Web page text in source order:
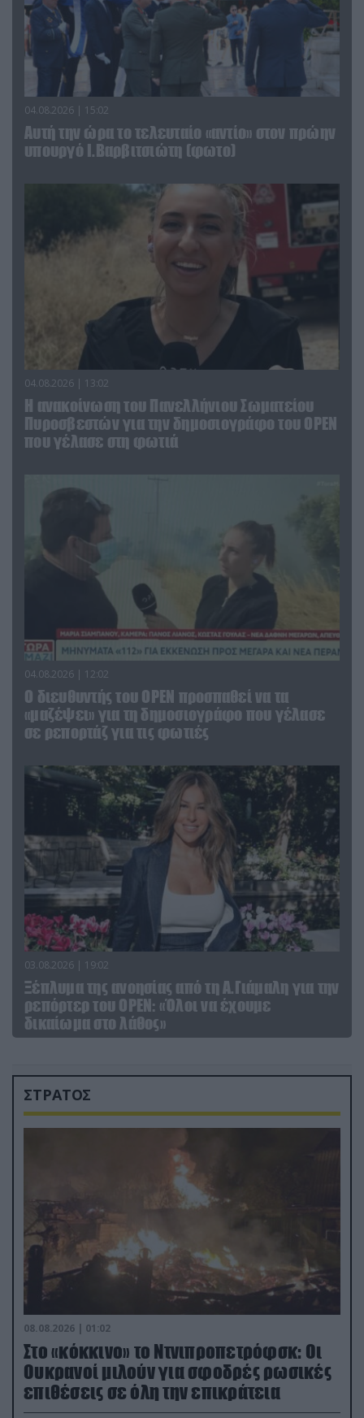
04.08.2026 | 15:02
Αυτή την ώρα το τελευταίο «αντίο» στον πρώην
υπουργό Ι.Βαρβιτσιώτη (φωτο)
04.08.2026 | 13:02
Η ανακοίνωση του Πανελλήνιου Σωματείου
Πυροσβεστών για την δημοσιογράφο του OPEN
που γέλασε στη φωτιά
04.08.2026 | 12:02
O διευθυντής του OPEN προσπαθεί να τα
«μαζέψει» για τη δημοσιογράφο που γέλασε
σε ρεπορτάζ για τις φωτιές
03.08.2026 | 19:02
Ξέπλυμα της ανοησίας από τη Α.Γιάμαλη για την
ρεπόρτερ του ΟΡΕΝ: «Όλοι να έχουμε
δικαίωμα στο λάθος»
ΣΤΡΑΤΟΣ
08.08.2026 | 01:02
Στο «κόκκινο» το Ντνιπροπετρόφσκ: Οι
Ουκρανοί μιλούν για σφοδρές ρωσικές
επιθέσεις σε όλη την επικράτεια